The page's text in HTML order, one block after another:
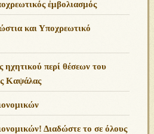
ἐμβολιασμός
και Υποχρεωτικό
περί θέσεων του
Καψάλας
Διαδώστε το σε όλους